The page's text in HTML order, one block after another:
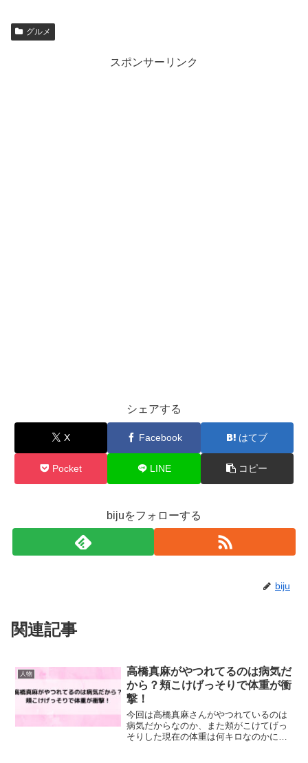
グルメ
スポンサーリンク
シェアする
X Facebook はてブ
Pocket LINE コピー
bijuをフォローする
biju
関連記事
人物
高橋真麻がやつれてるのは病気だ
から？頬こけげっそりで体重が衝
撃！
今回は高橋真麻さんがやつれているのは
病気だからなのか、また頬がこけてげっ
そりした現在の体重は何キロなのかにつ